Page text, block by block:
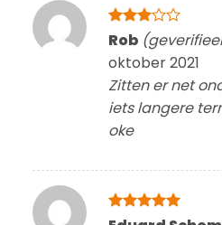
Gewaardeerd
uit 5
Rob
oktober 2021
Zitten er net
iets langere
oke
Gewaardeerd